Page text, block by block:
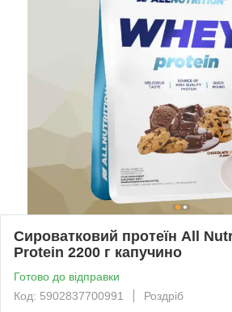
Сироватковий протеїн All
Protein 2200 г капучино
Готово до відправки
Код: 5902837700991
Роздріб